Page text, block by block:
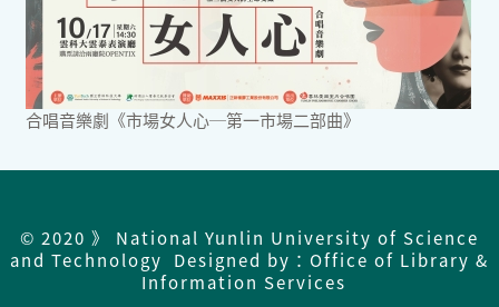
合唱音樂劇《市場女人心─第一市場二部曲》
© 2020 》 National Yunlin University of Science
and Technology Designed by：Office of Library &
Information Services